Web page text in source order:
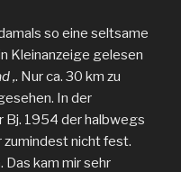
so eine seltsame
Kleinanzeige gelesen
‚. Nur ca. 30 km zu
In der
Bj. 1954 der halbwegs
nicht fest.
kam mir sehr